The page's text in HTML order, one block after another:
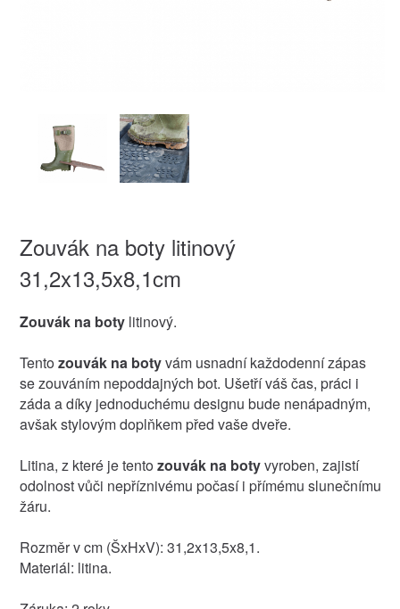
Zouvák na boty litinový
31,2x13,5x8,1cm
Zouvák na botylitinový.
Tento zouvák na botyvám usnadní každodenní zápas
se zouváním nepoddajných bot. Ušetří váš čas, práci i
záda a díky jednoduchému designu bude nenápadným,
avšak stylovým doplňkem před vaše dveře.
Litina, z které je tento zouvák na botyvyroben, zajistí
odolnost vůči nepříznivému počasí i přímému slunečnímu
žáru.
Rozměr v cm (ŠxHxV): 31,2x13,5x8,1.
Materiál: litina.